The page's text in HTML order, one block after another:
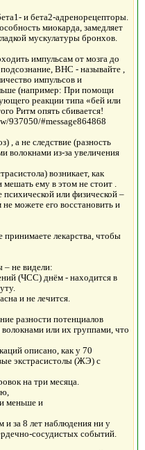
и бета2-адренорецепторы.
миокарда, замедляет
мускулатуры бронхов.
импульсам от мозга до
ВНС - называйте ,
импульсов и
(например: При помощи
реакции типа «бей или
Ритм опять сбивается!
937050/#message864868
, а не следствие (разность
волокнами из-за увеличения
возникает, как
ему в этом не стоит .
психической или физической –
можете его восстановить и
лекарства, чтобы
– не видели:
(ЧСС) днём - находится в
и не лечится.
разности потенциалов
или их группами, что
описано, как у 70
экстрасистолы (ЖЭ) с
на три месяца.
меньше и
за 8 лет наблюдения ни у
сосудистых событий.